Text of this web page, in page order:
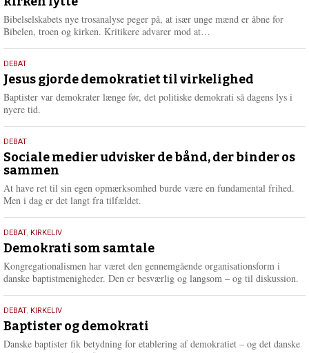
2026
Bibelselskabets nye trosanalyse peger på, at især unge mænd er åbne for
Bibelen, troen og kirken. Kritikere advarer mod at…
e
r
e
18.
maj
2026
DEBAT
Jesus gjorde demokratiet til virkelighed
Baptister var demokrater længe før, det politiske demokrati så dagens lys i
nyere tid.
18.
maj
2026
DEBAT
Sociale medier udvisker de bånd, der binder os
sammen
At have ret til sin egen opmærksomhed burde være en fundamental frihed.
Men i dag er det langt fra tilfældet.
18.
maj
2026
DEBAT, KIRKELIV
Demokrati som samtale
Kongregationalismen har været den gennemgående organisationsform i
danske baptistmenigheder. Den er besværlig og langsom – og til diskussion.
18.
maj
2026
DEBAT, KIRKELIV
Baptister og demokrati
Danske baptister fik betydning for etablering af demokratiet – og det danske